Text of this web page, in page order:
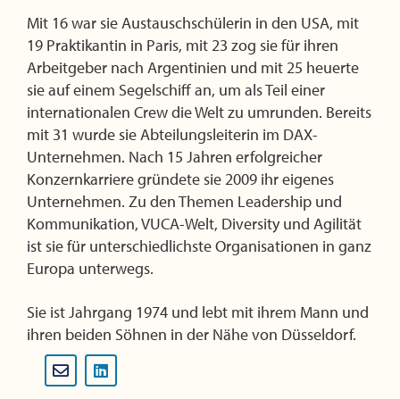
Mit 16 war sie Austauschschülerin in den USA, mit
19 Praktikantin in Paris, mit 23 zog sie für ihren
Arbeitgeber nach Argentinien und mit 25 heuerte
sie auf einem Segelschiff an, um als Teil einer
internationalen Crew die Welt zu umrunden. Bereits
mit 31 wurde sie Abteilungsleiterin im DAX-
Unternehmen. Nach 15 Jahren erfolgreicher
Konzernkarriere gründete sie 2009 ihr eigenes
Unternehmen. Zu den Themen Leadership und
Kommunikation, VUCA-Welt, Diversity und Agilität
ist sie für unterschiedlichste Organisationen in ganz
Europa unterwegs.
Sie ist Jahrgang 1974 und lebt mit ihrem Mann und
ihren beiden Söhnen in der Nähe von Düsseldorf.